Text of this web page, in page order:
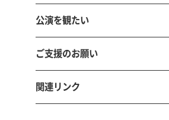
公演を観たい
ご支援のお願い
関連リンク
サイトマ
個人情報保護
本サイトにおける掲載文章、写真、イラスト等の